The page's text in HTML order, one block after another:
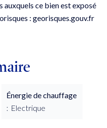
auxquels ce bien est exposé
: georisques.gouv.fr
Énergie de chauffage
Electrique